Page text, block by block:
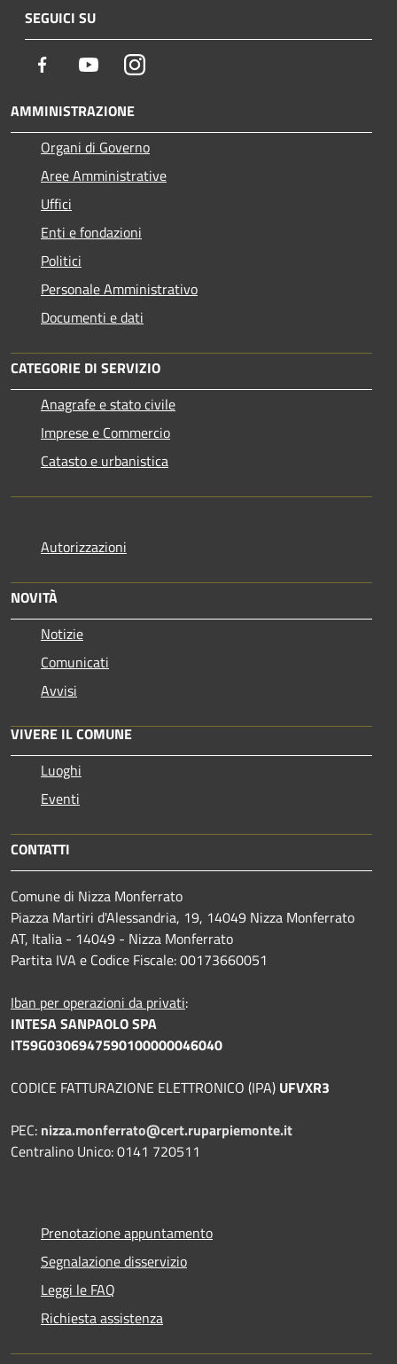
SEGUICI SU
Facebook YoutubeInstagram
AMMINISTRAZIONE
Organi di Governo
Aree Amministrative
Uffici
Enti e fondazioni
Politici
Personale Amministrativo
Documenti e dati
CATEGORIE DI SERVIZIO
Anagrafe e stato civile
Imprese e Commercio
Catasto e urbanistica
Autorizzazioni
NOVITÀ
Notizie
Comunicati
Avvisi
VIVERE IL COMUNE
Luoghi
Eventi
CONTATTI
Comune di Nizza Monferrato
Piazza Martiri d'Alessandria, 19, 14049 Nizza Monferrato
AT, Italia - 14049 - Nizza Monferrato
Partita IVA e Codice Fiscale: 00173660051
Iban per operazioni da privati:
INTESA SANPAOLO SPA
IT59G0306947590100000046040
CODICE FATTURAZIONE ELETTRONICO (IPA) UFVXR3
PEC: nizza.monferrato@cert.ruparpiemonte.it
Centralino Unico: 0141 720511
Prenotazione appuntamento
Segnalazione disservizio
Leggi le FAQ
Richiesta assistenza